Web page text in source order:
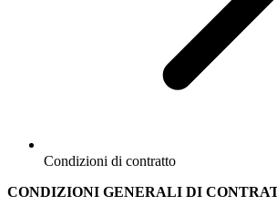
Condizioni di contratto
CONDIZIONI GENERALI DI